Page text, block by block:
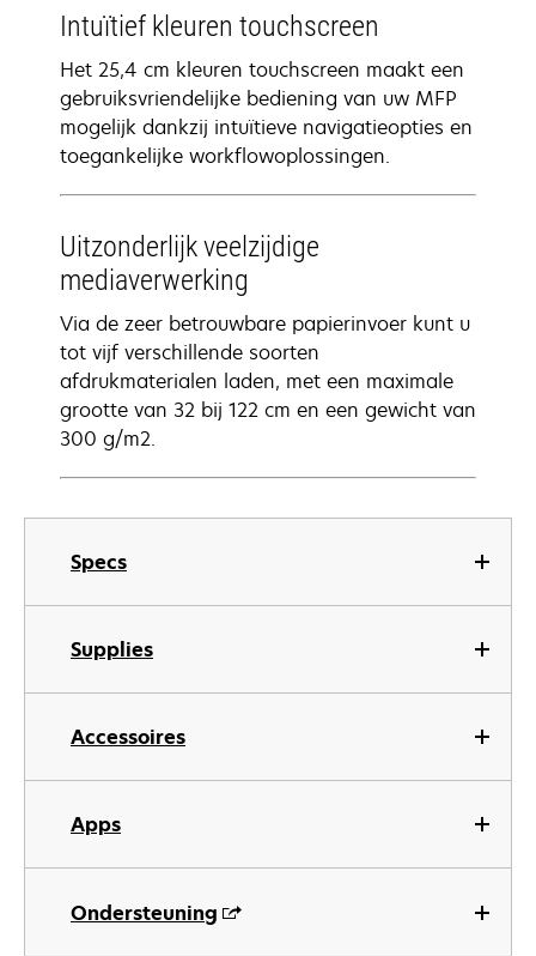
Specs
Supplies
Accessoires
Apps
Ondersteuning
Intuïtief kleuren touchscreen
Het 25,4 cm kleuren touchscreen maakt een
gebruiksvriendelijke bediening van uw MFP
mogelijk dankzij intuïtieve navigatieopties en
toegankelijke workflowoplossingen.
Uitzonderlijk veelzijdige
mediaverwerking
Via de zeer betrouwbare papierinvoer kunt u
tot vijf verschillende soorten
afdrukmaterialen laden, met een maximale
grootte van 32 bij 122 cm en een gewicht van
300 g/m2.